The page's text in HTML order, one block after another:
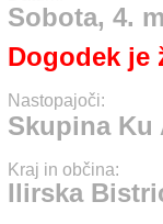
Sobota, 4.
Dogodek je
Nastopajoči:
Skupina Ku
Kraj in občina:
Ilirska